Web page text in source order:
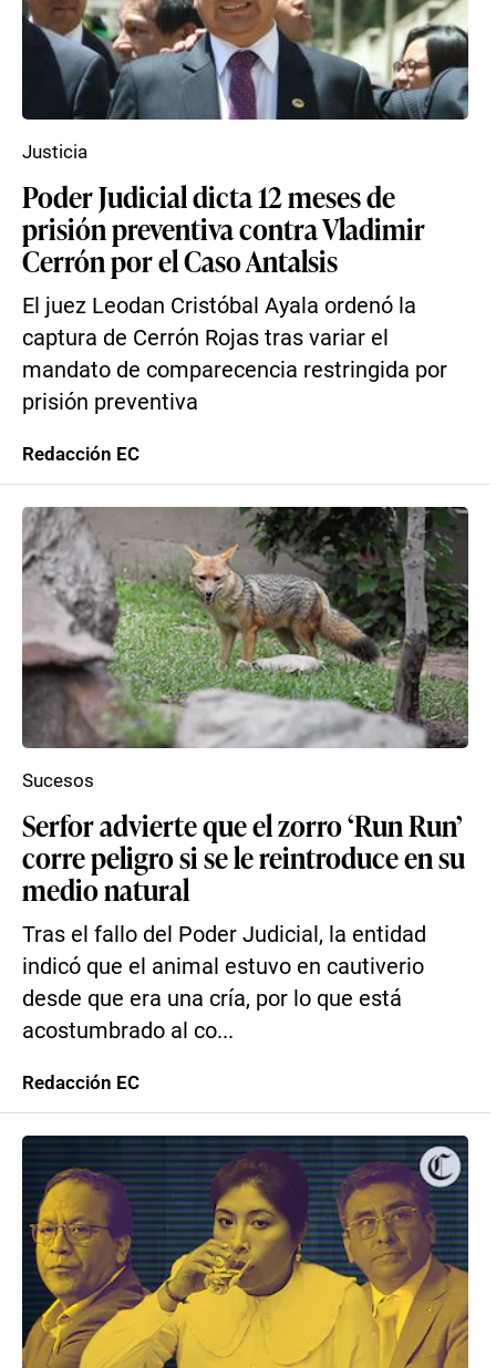
Poder Judicial dicta 12 meses de
prisión preventiva contra Vladimir
Cerrón por el Caso Antalsis
El juez Leodan Cristóbal Ayala ordenó la
captura de Cerrón Rojas tras variar el
mandato de comparecencia restringida por
prisión preventiva
Justicia
Redacción EC
Serfor advierte que el zorro ‘Run Run’
corre peligro si se le reintroduce en su
medio natural
Tras el fallo del Poder Judicial, la entidad
indicó que el animal estuvo en cautiverio
desde que era una cría, por lo que está
acostumbrado al co...
Sucesos
Redacción EC